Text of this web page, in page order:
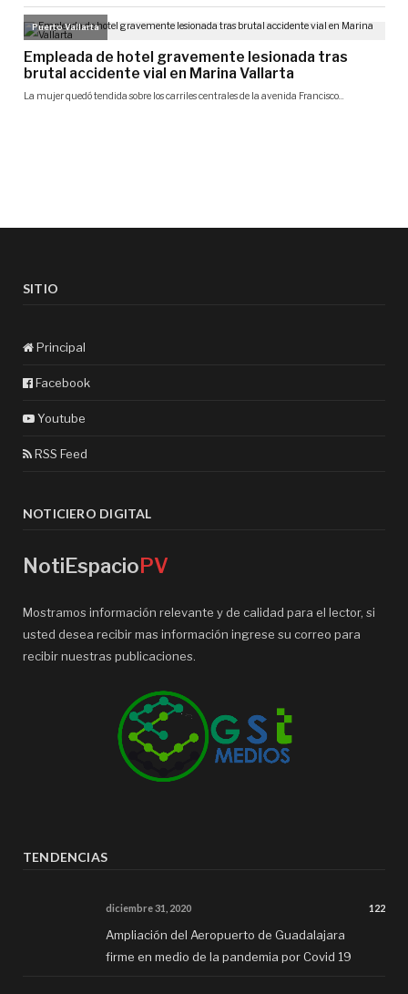
SITIO
Principal
Facebook
Youtube
RSS Feed
NOTICIERO DIGITAL
NotiEspacioPV
Mostramos información relevante y de calidad para el lector, si
usted desea recibir mas información ingrese su correo para
recibir nuestras publicaciones.
TENDENCIAS
diciembre 31, 2020 122
Ampliación del Aeropuerto de Guadalajara
firme en medio de la pandemia por Covid 19